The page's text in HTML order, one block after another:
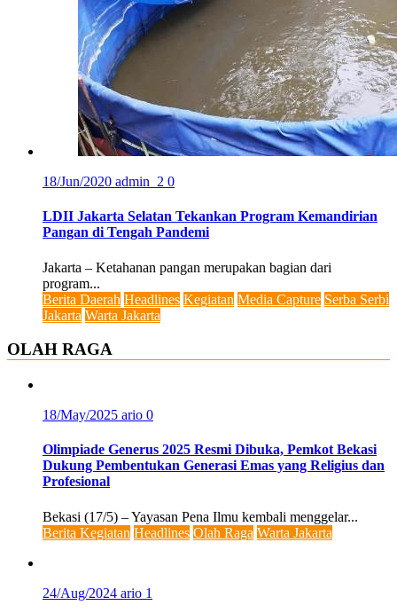
18/Jun/2020 admin_2 0
LDII Jakarta Selatan Tekankan Program Kemandirian
Pangan di Tengah Pandemi
Jakarta – Ketahanan pangan merupakan bagian dari
program...
Berita Daerah Headlines Kegiatan Media Capture Serba Serbi
Jakarta Warta Jakarta
OLAH RAGA
18/May/2025 ario 0
Olimpiade Generus 2025 Resmi Dibuka, Pemkot Bekasi
Dukung Pembentukan Generasi Emas yang Religius dan
Profesional
Bekasi (17/5) – Yayasan Pena Ilmu kembali menggelar...
Berita Kegiatan Headlines Olah Raga Warta Jakarta
24/Aug/2024 ario 1